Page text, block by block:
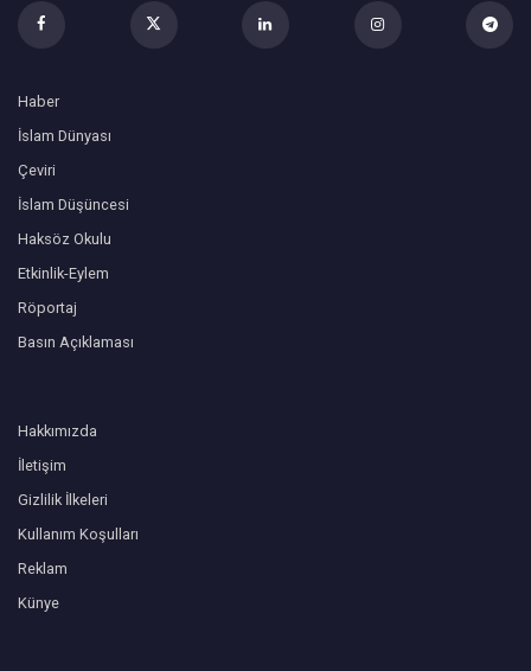
Haber
İslam Dünyası
Çeviri
İslam Düşüncesi
Haksöz Okulu
Etkinlik-Eylem
Röportaj
Basın Açıklaması
Hakkımızda
İletişim
Gizlilik İlkeleri
Kullanım Koşulları
Reklam
Künye